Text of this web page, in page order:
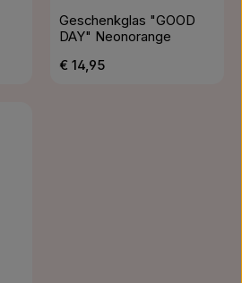
Geschenkglas "GOOD
DAY" Neonorange
Regulärer Preis:
€ 14,95